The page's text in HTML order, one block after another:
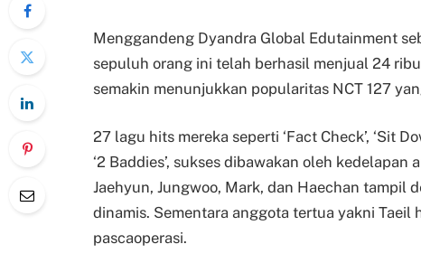
Menggandeng Dyandra Global Edutainment
sepuluh orang ini telah berhasil menjual 24
semakin menunjukkan popularitas NCT 127
27 lagu hits mereka seperti ‘Fact Check’, ‘Sit
‘2 Baddies’, sukses dibawakan oleh
Jaehyun, Jungwoo, Mark, dan Haechan tampil
dinamis. Sementara anggota tertua yakni Taeil
pascaoperasi.